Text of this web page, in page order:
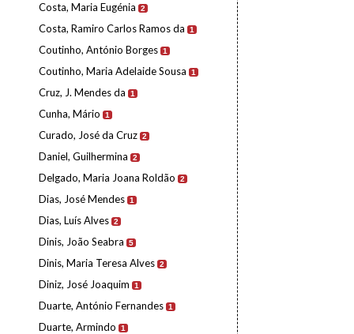
Costa, Maria Eugénia 2
Costa, Ramiro Carlos Ramos da 1
Coutinho, António Borges 1
Coutinho, Maria Adelaide Sousa 1
Cruz, J. Mendes da 1
Cunha, Mário 1
Curado, José da Cruz 2
Daniel, Guilhermina 2
Delgado, Maria Joana Roldão 2
Dias, José Mendes 1
Dias, Luís Alves 2
Dinis, João Seabra 5
Dinis, Maria Teresa Alves 2
Diniz, José Joaquim 1
Duarte, António Fernandes 1
Duarte, Armindo 1